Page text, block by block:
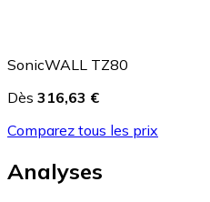
SonicWALL TZ80
Dès 316,63 €
Comparez tous les prix
Analyses